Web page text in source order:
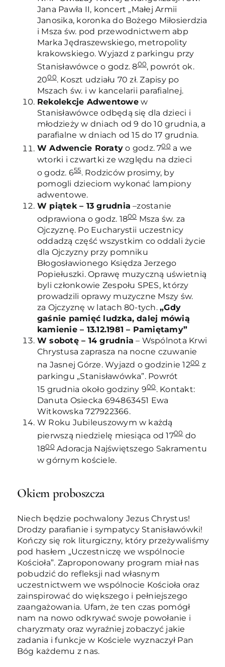
Jana Pawła II, koncert „Małej Armii
Janosika, koronka do Bożego Miłosierdzia
i Msza św. pod przewodnictwem abp
Marka Jędraszewskiego, metropolity
krakowskiego. Wyjazd z parkingu przy
Stanisławówce o godz. 800, powrót ok.
2000. Koszt udziału 70 zł. Zapisy po
Mszach św. i w kancelarii parafialnej.
Rekolekcje Adwentowew
Stanisławówce odbędą się dla dzieci i
młodzieży w dniach od 9 do 10 grudnia, a
parafialne w dniach od 15 do 17 grudnia.
W Adwencie Roraty o godz. 700a we
wtorki i czwartki ze względu na dzieci
o godz. 655. Rodziców prosimy, by
pomogli dzieciom wykonać lampiony
adwentowe.
W piątek – 13 grudnia –zostanie
odprawiona o godz. 1800Msza św. za
Ojczyznę. Po Eucharystii uczestnicy
oddadzą część wszystkim co oddali życie
dla Ojczyzny przy pomniku
Błogosławionego Księdza Jerzego
Popiełuszki. Oprawę muzyczną uświetnią
byli członkowie Zespołu SPES, którzy
prowadzili oprawy muzyczne Mszy św.
za Ojczyznę w latach 80-tych.„Gdy
gaśnie pamięć ludzka, dalej mówią
kamienie – 13.12.1981 – Pamiętamy”
W sobotę – 14 grudnia – Wspólnota Krwi
Chrystusa zaprasza na nocne czuwanie
na Jasnej Górze. Wyjazd o godzinie 1200z
parkingu „Stanisławówka”. Powrót
15 grudnia około godziny 900. Kontakt:
Danuta Osiecka 694863451 Ewa
Witkowska 727922366.
W Roku Jubileuszowym w każdą
pierwszą niedzielę miesiąca od 1700do
1800Adoracja Najświętszego Sakramentu
w górnym kościele.
Okiem proboszcza
Niech będzie pochwalony Jezus Chrystus!
Drodzy parafianie i sympatycy Stanisławówki!
Kończy się rok liturgiczny, który przeżywaliśmy
pod hasłem „Uczestniczę we wspólnocie
Kościoła”. Zaproponowany program miał nas
pobudzić do refleksji nad własnym
uczestnictwem we wspólnocie Kościoła oraz
zainspirować do większego i pełniejszego
zaangażowania. Ufam, że ten czas pomógł
nam na nowo odkrywać swoje powołanie i
charyzmaty oraz wyraźniej zobaczyć jakie
zadania i funkcje w Kościele wyznaczył Pan
Bóg każdemu z nas.